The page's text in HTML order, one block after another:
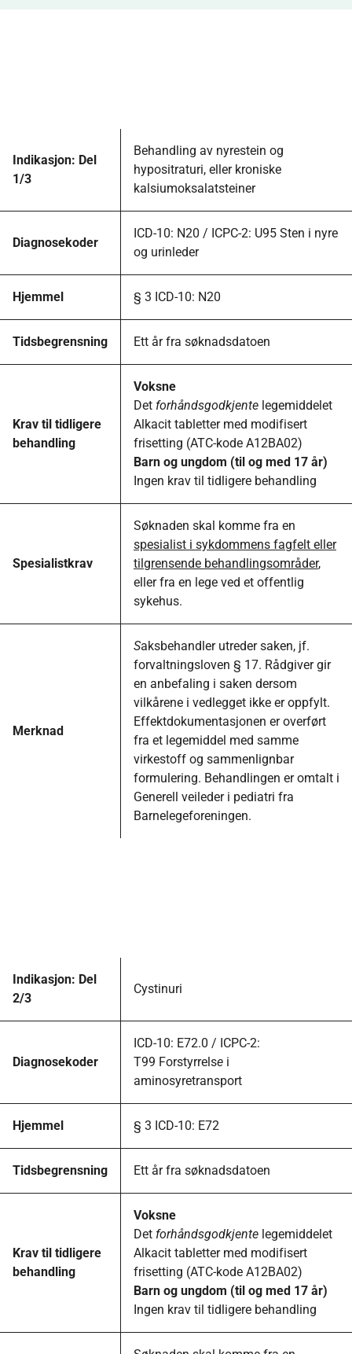
Indikasjon: Del
1/3
Behandling av nyrestein og
hypositraturi, eller kroniske
kalsiumoksalatsteiner
Diagnosekoder
ICD-10: N20 / ICPC-2: U95 Sten i nyre
og urinleder
Hjemmel § 3 ICD-10: N20
Tidsbegrensning Ett år fra søknadsdatoen
Krav til tidligere
behandling
Voksne
Det forhåndsgodkjente legemiddelet
Alkacit tabletter med modifisert
frisetting (ATC-kode A12BA02)
Barn og ungdom (til og med 17 år)
Ingen krav til tidligere behandling
Spesialistkrav
Søknaden skal komme fra en
spesialist i sykdommens fagfelt eller
tilgrensende behandlingsområder,
eller fra en lege ved et offentlig
sykehus.
Merknad
Saksbehandler utreder saken, jf.
forvaltningsloven § 17. Rådgiver gir
en anbefaling i saken dersom
vilkårene i vedlegget ikke er oppfylt.
Effektdokumentasjonen er overført
fra et legemiddel med samme
virkestoff og sammenlignbar
formulering. Behandlingen er omtalt i
Generell veileder i pediatri fra
Barnelegeforeningen.
Indikasjon: Del
2/3
Cystinuri
Diagnosekoder
ICD-10: E72.0 / ICPC-2:
T99 Forstyrrelse i
aminosyretransport
Hjemmel § 3 ICD-10: E72
Tidsbegrensning Ett år fra søknadsdatoen
Krav til tidligere
behandling
Voksne
Det forhåndsgodkjente legemiddelet
Alkacit tabletter med modifisert
frisetting (ATC-kode A12BA02)
Barn og ungdom (til og med 17 år)
Ingen krav til tidligere behandling